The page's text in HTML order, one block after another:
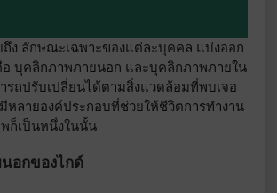
ง ลักษณะเฉพาะของแต่ละบุคคล แบ่งออก
อ บุคลิกภาพภายนอก และบุคลิกภาพภายใน
ถปรับเปลี่ยนได้ตามสิ่งแวดล้อมที่พบเจอ
หลายองค์ประกอบที่ช่วยให้ชีวิตการทำงาน
ก็เป็นหนึ่งในนั้น
อกของไกด์